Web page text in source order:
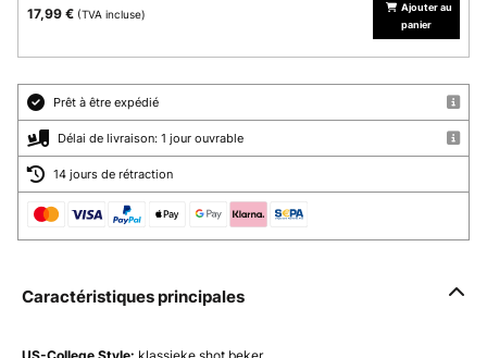
17,99 € (TVA incluse)
Ajouter au
panier
Prêt à être expédié
Délai de livraison: 1 jour ouvrable
14 jours de rétraction
Caractéristiques principales